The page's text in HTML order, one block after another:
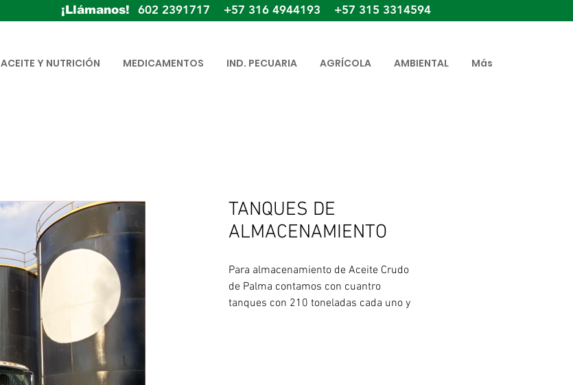
¡Llámanos! 602 2391717 +57 316 4944193 +57 315 3314594
ACEITE Y NUTRICIÓN MEDICAMENTOS IND. PECUARIA AGRÍCOLA AMBIENTAL Más
TANQUES DE
ALMACENAMIENTO
Para almacenamiento de Aceite Crudo
de Palma contamos con cuantro
tanques con 210 toneladas cada uno y